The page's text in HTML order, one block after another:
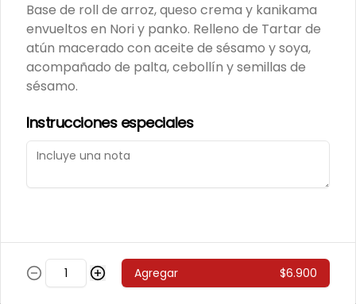
$5.400
244 - Hot Mushroom
Pimenton
245 - Veggi Almond
Champiñon Tempura, Palta,
Topping De Almendras Bañado En
Base de roll de arroz, queso crema y kanikama
envueltos en Nori y panko. Relleno de Tartar de
atún macerado con aceite de sésamo y soya,
acompañado de palta, cebollín y semillas de
sésamo.
Instrucciones especiales
Agregar $6.900